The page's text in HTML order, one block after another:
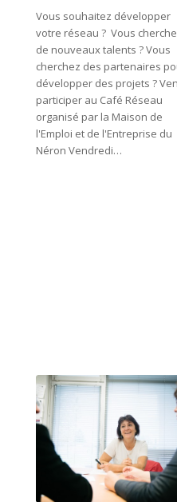
Vous souhaitez développer
votre réseau ? Vous
de nouveaux talents ? Vous
cherchez des partenaires
développer des projets ?
participer au Café Réseau
organisé par la Maison de
l'Emploi et de l'Entreprise du
Néron Vendredi…